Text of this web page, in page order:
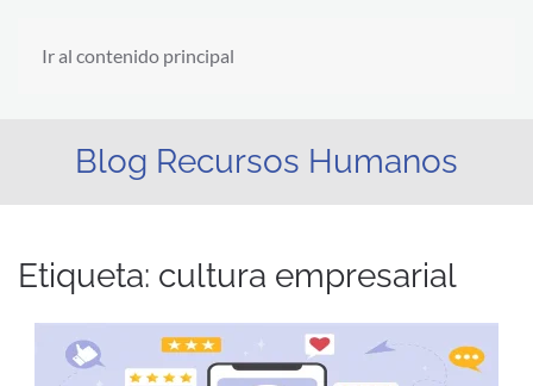
Ir al contenido principal
Blog Recursos Humanos
Etiqueta: cultura empresarial